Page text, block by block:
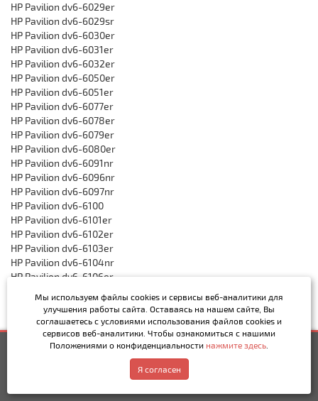
HP Pavilion dv6-6029er
HP Pavilion dv6-6029sr
HP Pavilion dv6-6030er
HP Pavilion dv6-6031er
HP Pavilion dv6-6032er
HP Pavilion dv6-6050er
HP Pavilion dv6-6051er
HP Pavilion dv6-6077er
HP Pavilion dv6-6078er
HP Pavilion dv6-6079er
HP Pavilion dv6-6080er
HP Pavilion dv6-6091nr
HP Pavilion dv6-6096nr
HP Pavilion dv6-6097nr
HP Pavilion dv6-6100
HP Pavilion dv6-6101er
HP Pavilion dv6-6102er
HP Pavilion dv6-6103er
HP Pavilion dv6-6104nr
HP Pavilion dv6-6106er
HP Pavilion dv6-6111nr
HP Pavilion dv6-6112nr
HP Pavilion dv6-6115nr
HP Pavilion dv6-6116nr 2 300р.
Купить
Обратный звонок
Написать в MAX
Мы используем файлы cookies и сервисы веб-аналитики для
улучшения работы сайта. Оставаясь на нашем сайте, Вы
соглашаетесь с условиями использования файлов cookies и
сервисов веб-аналитики. Чтобы ознакомиться с нашими
Положениями о конфиденциальности нажмите здесь
Я согласен